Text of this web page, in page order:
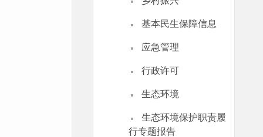
· 基本民生保障信息
· 应急管理
· 行政许可
· 生态环境
·
生态环境保护职责履
行专题报告